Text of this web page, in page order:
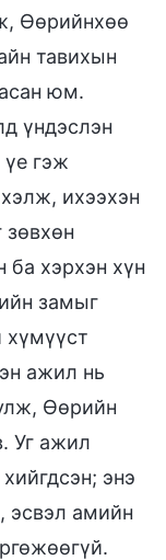
Өөрийнхөө
тавихын
юм.
үндэслэн
үе гэж
ихээхэн
ба хэрхэн хүн
замыг
хүмүүст
ажил нь
Өөрийн
Уг ажил
энэ
эсвэл амийн